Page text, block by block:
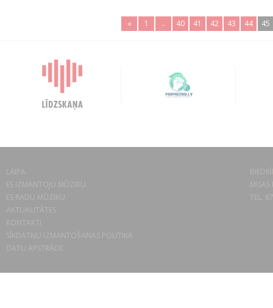
« 1 .. 40 41 42 43 44 45
LAIPA
ES IZMANTOJU MŪZIKU
ES RADU MŪZIKU
AKTUALITĀTES
KONTAKTI
SĪKDATŅU IZMANTOŠANAS POLITIKA
DATU APSTRĀDE
TEL.